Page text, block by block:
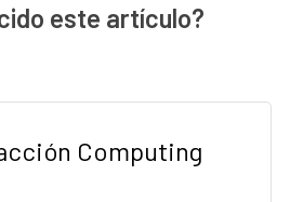
este artículo?
Computing